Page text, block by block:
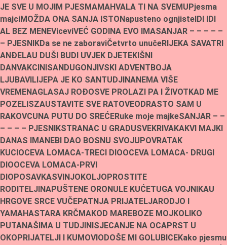
JE SVE U MOJIM PJESMAMAHVALA TI NA SVEMUPjesma
majciMOŽDA ONA SANJA ISTONapusteno ognjisteIDI IDI
AL BEZ MENEViceviVEĆ GODINA EVO IMASANJAR – – – – –
– PJESNIKDa se ne zaboraviČetvrto unučeRIJEKA SAVATRI
ANĐELAU DUŠI BUDI UVJEK DJETEKIŠNI
DANVAKCINISANDUGONJIVSKI ADVENTBOJA
LJUBAVILIJEPA JE KO SANTUDJINANEMA VIŠE
VREMENAGLASAJ ROĐOSVE PROLAZI PA I ŽIVOTKAD ME
POZELISZAUSTAVITE SVE RATOVEODRASTO SAM U
RAKOVCUNA PUTU DO SREĆERuke moje majkeSANJAR – –
– – – – PJESNIKSTRANAC U GRADUSVEKRIVAKAKVI MAJKI
DANAS IMANEBI DAO BOSNU SVOJUPOVRATAK
KUCIOCEVA LOMACA-TRECI DIOOCEVA LOMACA- DRUGI
DIOOCEVA LOMACA-PRVI
DIOPOSAVKASVINJOKOLJOPROSTITE
RODITELJINAPUŠTENE ORONULE KUĆETUGA VOJNIKAU
HRGOVE SRCE VUČEPATNJA PRIJATELJARODJO I
YAMAHASTARA KRČMAKOD MAREBOZE MOJKOLIKO
PUTANAŠIMA U TUDJINISJECANJE NA OCAPRST U
OKOPRIJATELJI I KUMOVIODOŠE MI GOLUBICEKako pjesmu